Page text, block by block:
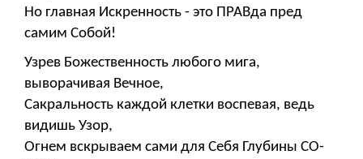
Но главная Искренность - это ПРАВда пред
самим Собой!
Узрев Божественность любого мига,
выворачивая Вечное,
Сакральность каждой клетки воспевая, ведь
видишь Узор,
Огнем вскрываем сами для Себя Глубины СО-